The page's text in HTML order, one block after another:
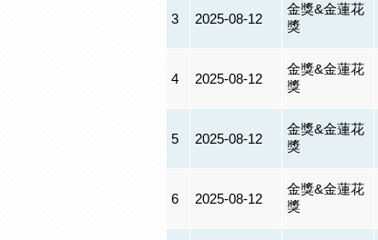
3 2025-08-12
金獎&金蓮花
獎
4 2025-08-12
金獎&金蓮花
獎
5 2025-08-12
金獎&金蓮花
獎
6 2025-08-12
金獎&金蓮花
獎